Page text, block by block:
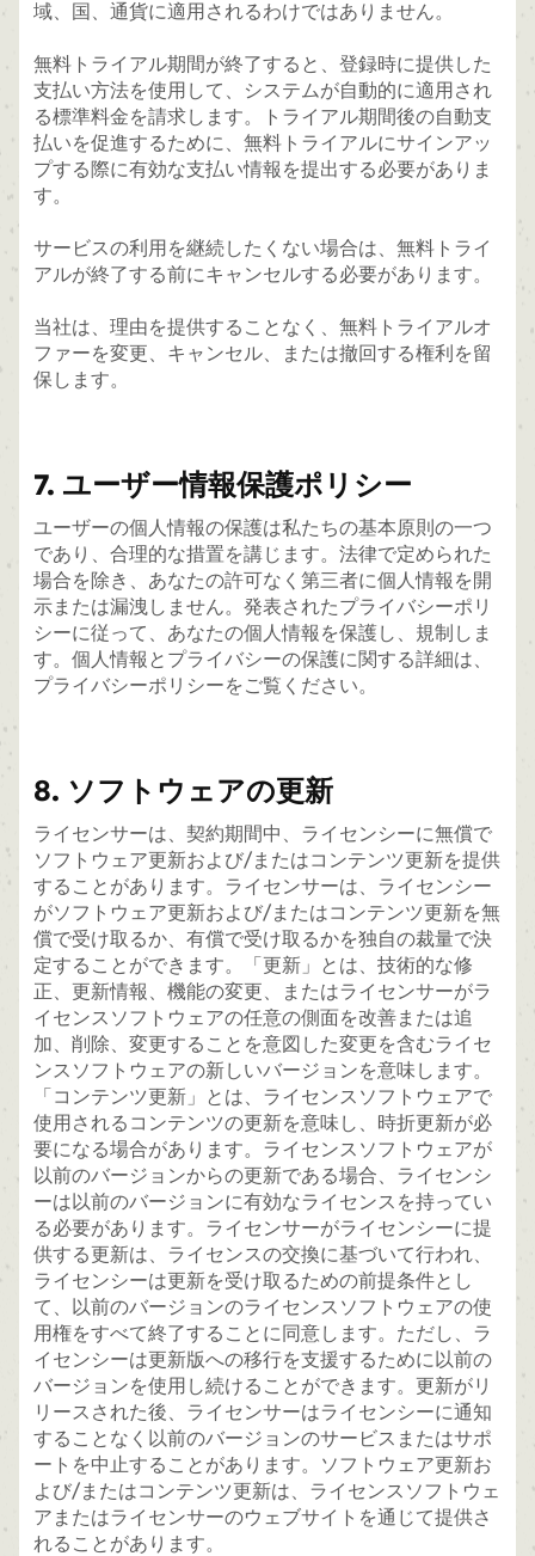
域、国、通貨に適用されるわけではありません。
無料トライアル期間が終了すると、登録時に提供した
支払い方法を使用して、システムが自動的に適用され
る標準料金を請求します。トライアル期間後の自動支
払いを促進するために、無料トライアルにサインアッ
プする際に有効な支払い情報を提出する必要がありま
す。
サービスの利用を継続したくない場合は、無料トライ
アルが終了する前にキャンセルする必要があります。
当社は、理由を提供することなく、無料トライアルオ
ファーを変更、キャンセル、または撤回する権利を留
保します。
7. ユーザー情報保護ポリシー
ユーザーの個人情報の保護は私たちの基本原則の一つ
であり、合理的な措置を講じます。法律で定められた
場合を除き、あなたの許可なく第三者に個人情報を開
示または漏洩しません。発表されたプライバシーポリ
シーに従って、あなたの個人情報を保護し、規制しま
す。個人情報とプライバシーの保護に関する詳細は、
プライバシーポリシーをご覧ください。
8. ソフトウェアの更新
ライセンサーは、契約期間中、ライセンシーに無償で
ソフトウェア更新および/またはコンテンツ更新を提供
することがあります。ライセンサーは、ライセンシー
がソフトウェア更新および/またはコンテンツ更新を無
償で受け取るか、有償で受け取るかを独自の裁量で決
定することができます。「更新」とは、技術的な修
正、更新情報、機能の変更、またはライセンサーがラ
イセンスソフトウェアの任意の側面を改善または追
加、削除、変更することを意図した変更を含むライセ
ンスソフトウェアの新しいバージョンを意味します。
「コンテンツ更新」とは、ライセンスソフトウェアで
使用されるコンテンツの更新を意味し、時折更新が必
要になる場合があります。ライセンスソフトウェアが
以前のバージョンからの更新である場合、ライセンシ
ーは以前のバージョンに有効なライセンスを持ってい
る必要があります。ライセンサーがライセンシーに提
供する更新は、ライセンスの交換に基づいて行われ、
ライセンシーは更新を受け取るための前提条件とし
て、以前のバージョンのライセンスソフトウェアの使
用権をすべて終了することに同意します。ただし、ラ
イセンシーは更新版への移行を支援するために以前の
バージョンを使用し続けることができます。更新がリ
リースされた後、ライセンサーはライセンシーに通知
することなく以前のバージョンのサービスまたはサポ
ートを中止することがあります。ソフトウェア更新お
よび/またはコンテンツ更新は、ライセンスソフトウェ
アまたはライセンサーのウェブサイトを通じて提供さ
れることがあります。